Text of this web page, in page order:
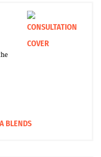
BLENDS